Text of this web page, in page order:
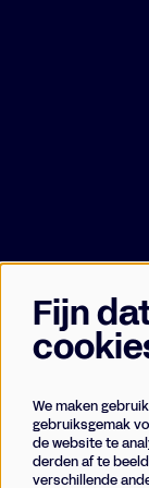
Fijn
We maken
gebruiksgemak
de website te
derden af te
verschillende